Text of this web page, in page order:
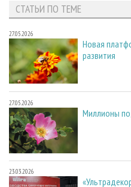
СТАТЬИ ПО ТЕМЕ
27.05.2026
Новая
развития
27.05.2026
Миллионы
23.03.2026